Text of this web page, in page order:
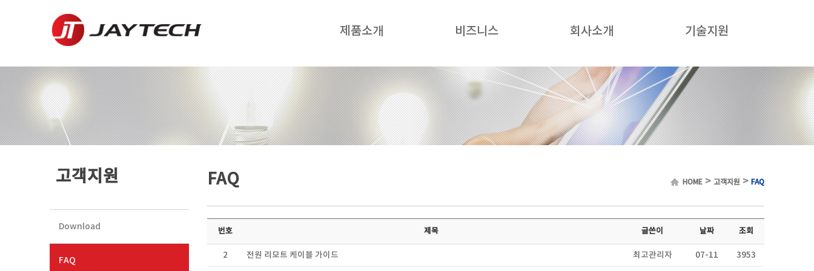
제품소개 비즈니스 회사소개 기술지원
고객지원
Download
FAQ
FAQ HOME > 고객지원 > FAQ
번호 제목 글쓴이 날짜 조회
2 전원 리모트 케이블 가이드 최고관리자 07-11 3953